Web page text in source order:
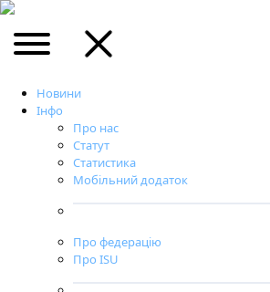
Новини
Інфо
Про нас
Статут
Статистика
Мобільний додаток
Про федерацію
Про ISU